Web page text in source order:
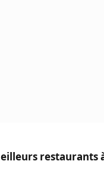
restaurants